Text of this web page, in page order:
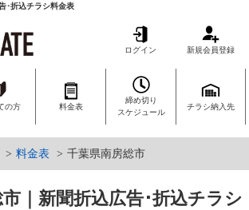
･折込チラシ料金表
ログイン 新規会員登録
の方 料金表
締め切り
スケジュール
チラシ納入先
料金表 千葉県南房総市
｜新聞折込広告･折込チラシ